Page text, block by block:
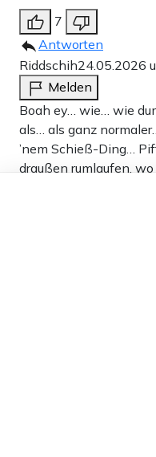
7
Antworten
Riddschih24.05.2026
Melden
Boah ey… wie… wie
als… als ganz
’nem Schieß-Ding…
draußen rumlaufen,